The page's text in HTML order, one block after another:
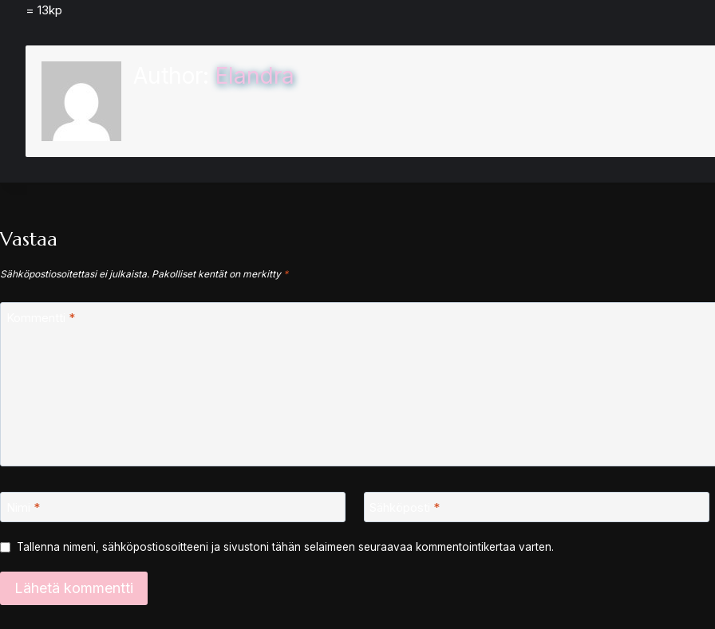
= 13kp
Elandra
Vastaa
Sähköpostiosoitettasi ei julkaista. Pakolliset kentät on merkitty *
*
* *
Tallenna nimeni, sähköpostiosoitteeni ja sivustoni tähän selaimeen seuraavaa kommentointikertaa varten.